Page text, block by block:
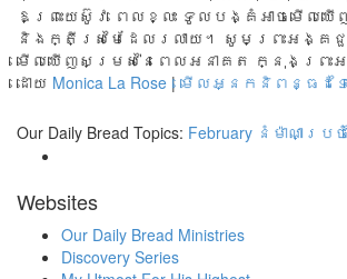
ឱព្រះយេស៊ូវ ពេលខ្លះ ទូលបង្គំអាចមើលឃ
និងក្តីស្រមៃដែលរលាយ។ សូមព្រះអង្
មើលឃើញសម្រស់នៃពេលអនាគត ក្នុងព្រះ
ដោយ Monica La Rose | មើលអ្នកនិពន្ធដទៃ
Our Daily Bread Topics: February នំម៉ាណាប្រច
Websites
Our Daily Bread Ministries
Discovery Series